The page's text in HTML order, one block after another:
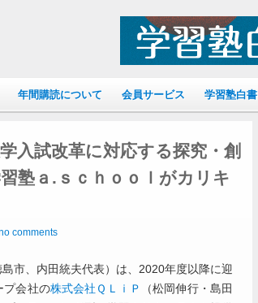
年間購読について 会員サービス 学習塾白書
入試改革に対応する探究・創
塾ａ.ｓｃｈｏｏｌがカリキ
comments
市、内田統夫代表）は、2020年度以降に迎
プ会社の株式会社ＱＬｉＰ
（松岡伸行・島田